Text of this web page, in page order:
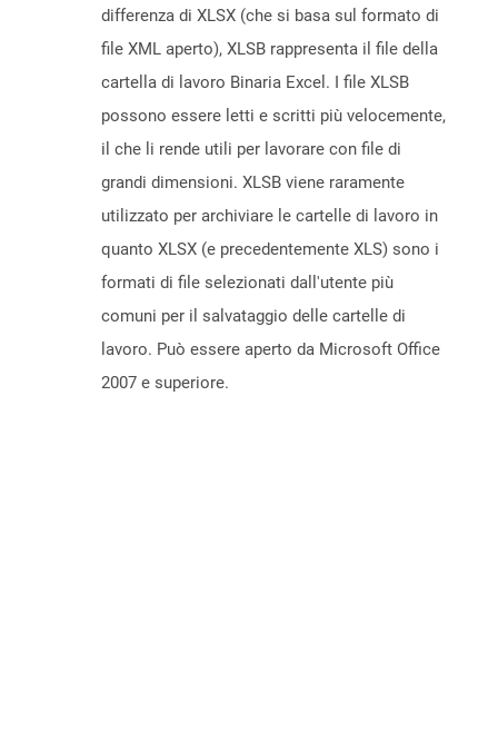
differenza di XLSX (che si basa sul formato di
file XML aperto), XLSB rappresenta il file della
cartella di lavoro Binaria Excel. I file XLSB
possono essere letti e scritti più velocemente,
il che li rende utili per lavorare con file di
grandi dimensioni. XLSB viene raramente
utilizzato per archiviare le cartelle di lavoro in
quanto XLSX (e precedentemente XLS) sono i
formati di file selezionati dall'utente più
comuni per il salvataggio delle cartelle di
lavoro. Può essere aperto da Microsoft Office
2007 e superiore.